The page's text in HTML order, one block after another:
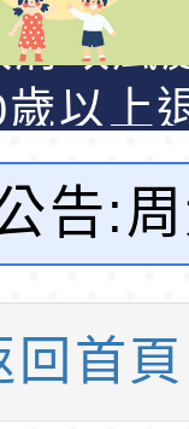
)與學
政風
綠能
以上
得安
仁踴
業論
師：
綠領
農業
育專
歡迎已
市桃
度「
學年度
告:
學
表
回首頁